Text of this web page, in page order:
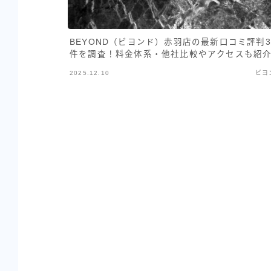
BEYOND（ビヨンド）赤羽店の最新口コミ評判
件を調査！料金体系・他社比較やアクセスも紹介
2025.12.10 ビヨ